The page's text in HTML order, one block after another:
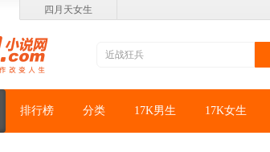
四月天女生
排行榜 分类 17K男生 17K女生